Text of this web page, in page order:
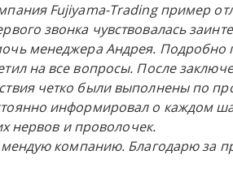
Fujiyama-Trading пример
звонка чувствовалась
менеджера Андрея. Подробно
на все вопросы. После
четко были выполнены по
информировал о каждом
нервов и проволочек.
компанию. Благодарю за